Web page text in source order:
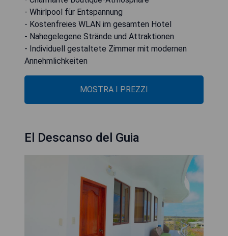
- Whirlpool für Entspannung
- Kostenfreies WLAN im gesamten Hotel
- Nahegelegene Strände und Attraktionen
- Individuell gestaltete Zimmer mit modernen
Annehmlichkeiten
MOSTRA I PREZZI
El Descanso del Guia